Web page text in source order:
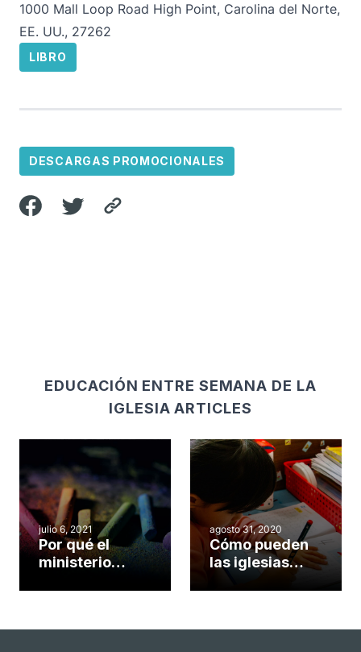
1000 Mall Loop Road High Point, Carolina del Norte,
EE. UU., 27262
LIBRO
DESCARGAS PROMOCIONALES
EDUCACIÓN ENTRE SEMANA DE LA
IGLESIA ARTICLES
julio 6, 2021
Por qué el
ministerio
como antes
agosto 31, 2020
Cómo pueden
las iglesias
medio de la